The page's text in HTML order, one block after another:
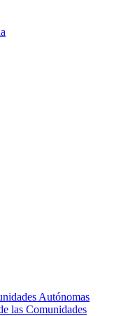
Autónomas
las Comunidades